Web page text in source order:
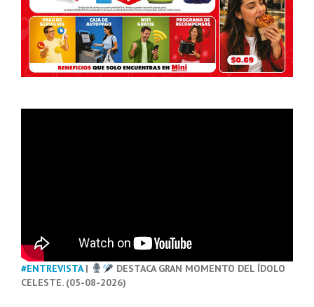
#ENTREVISTA|
DESTACA GRAN MOMENTO DEL ÍDOLO
CELESTE. (05-08-2026)